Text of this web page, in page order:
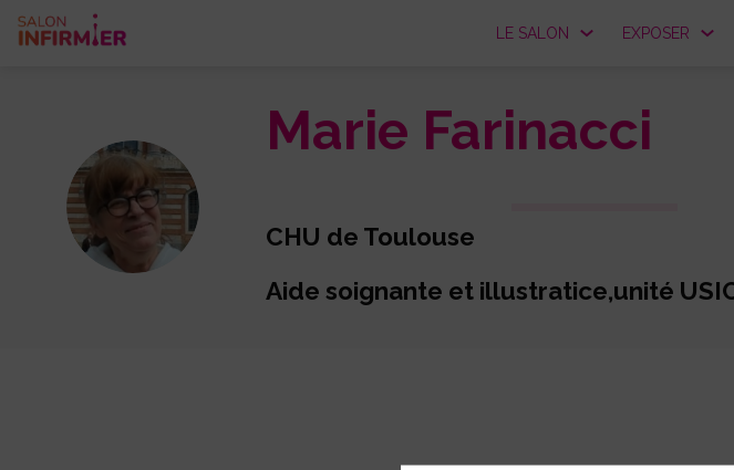
LE SALON EXPOSER
MF
Marie Farinacci
CHU de Toulouse
Aide soignante et illustratice,unité